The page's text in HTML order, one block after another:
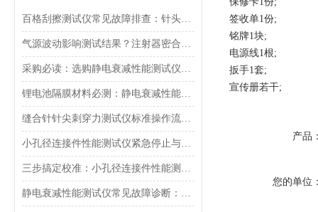
百格刮擦测试仪常见故障排查：针头磨损与运动轨迹偏移
气源波动影响测试结果？注射器密合性正压测试仪的稳压设计分析
采购必读：选购静电衰减性能测试仪的5个核心参数与避坑指南
锂电池隔膜材料必测：静电衰减性能测试仪的操作难点突破
缝合针针尖刺穿力测试仪标准操作流程（SOP）及实验员培训要点
小孔径连接件性能测试仪紧急停止与异常状态下的安全复位操作
三步搞定校准：小孔径连接件性能测试仪的每日开机自检流程详解
静电衰减性能测试仪常见故障诊断：充电不稳定与电位漂移排查
签收单1份;
铭牌1块;
电源线1根;
扳手1套;
宣传册若干;
产品
您的单位